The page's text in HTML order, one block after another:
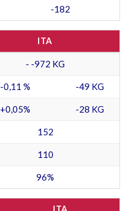
-182
ITA
- -972 KG
-0,11 % -49 KG
+0,05% -28 KG
152
110
96%
ITA